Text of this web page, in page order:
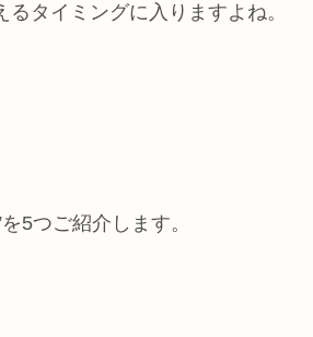
タイミングに入りますよね。
5つご紹介します。